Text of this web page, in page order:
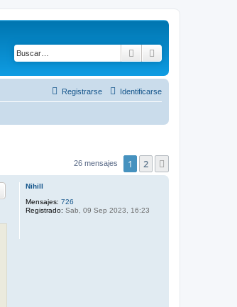
Buscar
Identificarse
Registrarse
26 mensajes 1 2
Nihill
Mensajes: 726
Registrado: Sab, 09 Sep 2023, 16:23